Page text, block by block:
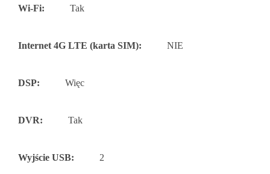
Wi-Fi: Tak
Internet 4G LTE (karta SIM): NIE
DSP: Więc
DVR: Tak
Wyjście USB: 2